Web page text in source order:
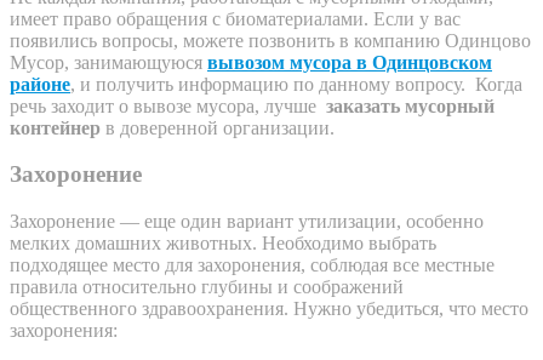
имеет право обращения с биоматериалами. Если у вас
появились вопросы, можете позвонить в компанию Одинцово
Мусор, занимающуюся вывозом мусора в Одинцовском
районе, и получить информацию по данному вопросу. Когда
речь заходит о вывозе мусора, лучше заказать мусорный
контейнер в доверенной организации.
Захоронение
Захоронение — еще один вариант утилизации, особенно
мелких домашних животных. Необходимо выбрать
подходящее место для захоронения, соблюдая все местные
правила относительно глубины и соображений
общественного здравоохранения. Нужно убедиться, что место
захоронения: